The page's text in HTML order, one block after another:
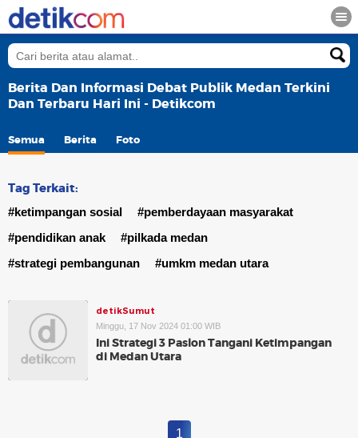
Berita Dan Informasi Debat Publik Medan Terkini
Dan Terbaru Hari Ini - Detikcom
Semua Berita Foto
Tag Terkait:
#ketimpangan sosial
#pemberdayaan masyarakat
#pendidikan anak
#pilkada medan
#strategi pembangunan
#umkm medan utara
detikSumut
Minggu, 17 Nov 2024 01:00 WIB
Ini Strategi 3 Paslon Tangani Ketimpangan
di Medan Utara
1